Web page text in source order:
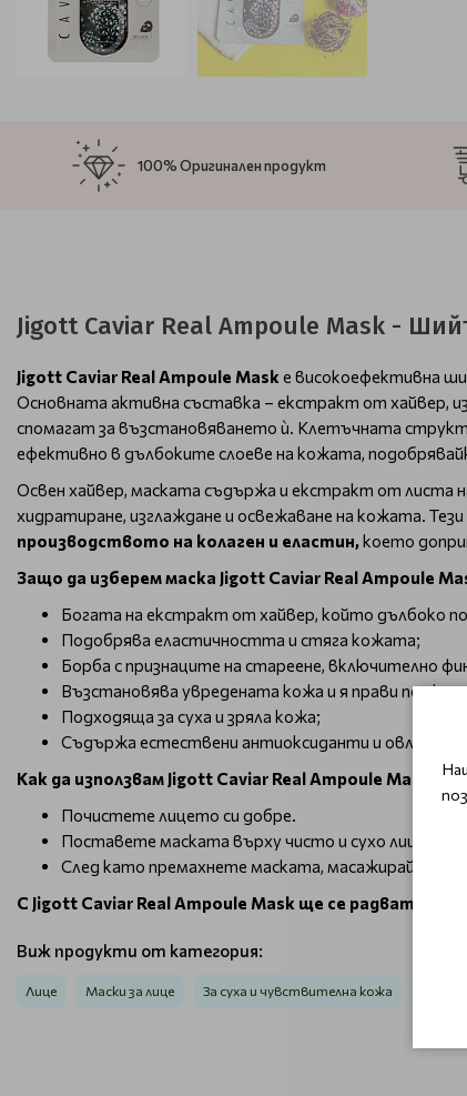
100% Оригинален продукт
Jigott Caviar Real Ampoule Mask -
Jigott Caviar Real Ampoule Mask е високоефективна
Основната активна съставка – екстракт от хайвер,
спомагат за възстановяването ѝ. Клетъчната
ефективно в дълбоките слоеве на кожата,
Освен хайвер, маската съдържа и екстракт от листа
хидратиране, изглаждане и освежаване на кожата.
производството на колаген и еластин,което
Защо да изберем маска Jigott Caviar Real Ampoule
Богата на екстракт от хайвер, който дълбоко
Подобрява еластичността и стяга кожата;
Борба с признаците на стареене, включително
Възстановява увредената кожа и я прави по-
Подходяща за суха и зряла кожа;
Съдържа естествени антиоксиданти и
Как да използвам Jigott Caviar Real Ampoule Mask?
Почистете лицето си добре.
Поставете маската върху чисто и сухо лице и
След като премахнете маската, масажирайте
С Jigott Caviar Real Ampoule Mask ще се радвате
Виж продукти от категория:
Лице Маски за лице За суха и чувствителна кожа